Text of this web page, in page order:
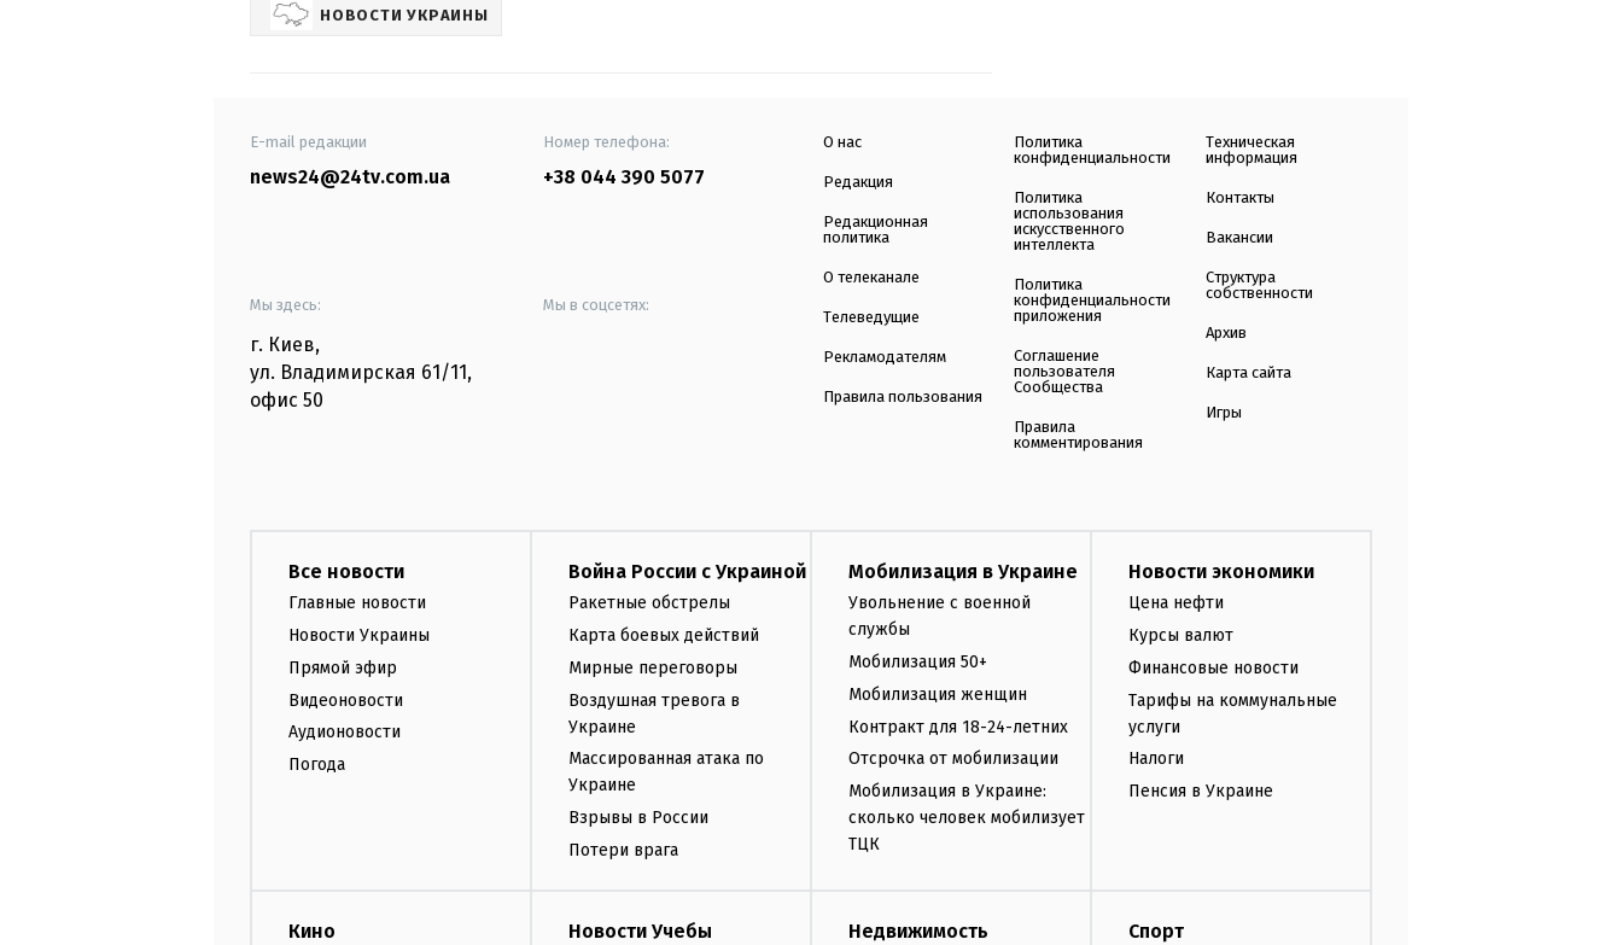
НОВОСТИ УКРАИНЫ
E-mail редакции
news24@24tv.com.ua
Номер телефона:
+38 044 390 5077
Мы здесь:
г. Киев,
ул. Владимирская 61/11,
офис 50
Мы в соцсетях:
О нас
Редакция
Редакционная
политика
О телеканале
Телеведущие
Рекламодателям
Правила пользования
Политика
конфиденциальности
Политика
использования
искусственного
интеллекта
Политика
конфиденциальности
приложения
Соглашение
пользователя
Сообщества
Правила
комментирования
Техническая
информация
Контакты
Вакансии
Структура
собственности
Архив
Карта сайта
Игры
Все новости
Главные новости
Новости Украины
Прямой эфир
Видеоновости
Аудионовости
Погода
Война России с Украиной
Ракетные обстрелы
Карта боевых действий
Мирные переговоры
Воздушная тревога в
Украине
Массированная атака по
Украине
Взрывы в России
Потери врага
Мобилизация в Украине
Увольнение с военной
службы
Мобилизация 50+
Мобилизация женщин
Контракт для 18-24-летних
Отсрочка от мобилизации
Мобилизация в Украине:
сколько человек мобилизует
ТЦК
Новости экономики
Цена нефти
Курсы валют
Финансовые новости
Тарифы на коммунальные
услуги
Налоги
Пенсия в Украине
Кино Новости Учебы Недвижимость Спорт